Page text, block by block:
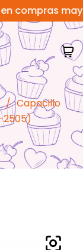
mayores
/ Capacillo
2505)